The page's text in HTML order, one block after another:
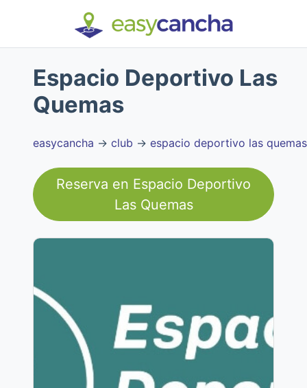
Espacio Deportivo Las
Quemas
easycancha → club → espacio deportivo las quemas
Reserva en Espacio Deportivo
Las Quemas